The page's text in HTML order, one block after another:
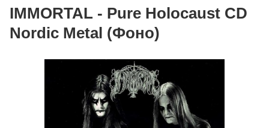
IMMORTAL - Pure Holocaust CD
Nordic Metal (Фоно)